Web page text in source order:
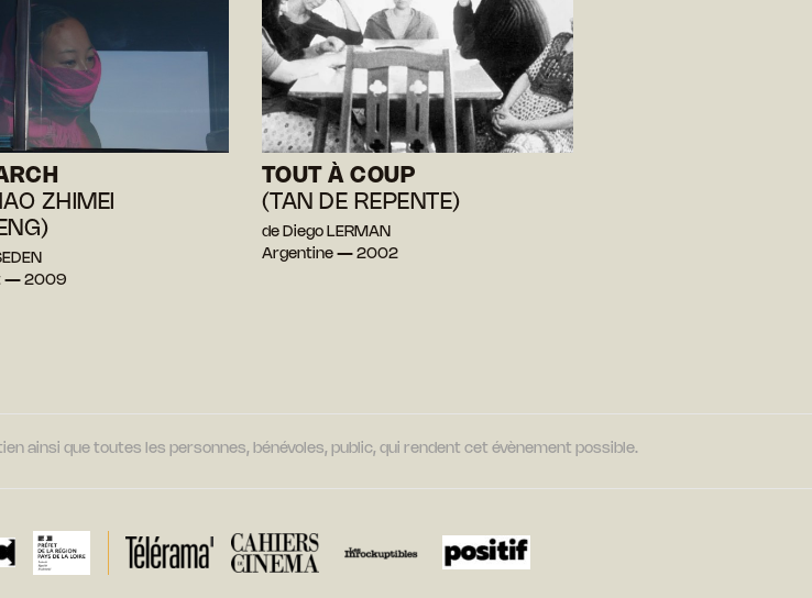
ZHIMEI
— 2009
TOUT À COUP
(TAN DE REPENTE)
de Diego LERMAN
Argentine — 2002
ainsi que toutes les personnes, bénévoles, public, qui rendent cet évènement possible.